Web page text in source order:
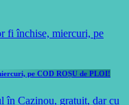
pe COD ROȘU de PLOI!